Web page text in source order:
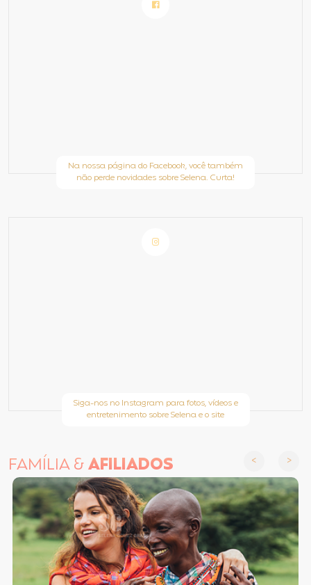
Na nossa página do Facebook, você também
não perde novidades sobre Selena. Curta!
Siga-nos no Instagram para fotos, vídeos e
entretenimento sobre Selena e o site
FAMÍLIA &AFILIADOS